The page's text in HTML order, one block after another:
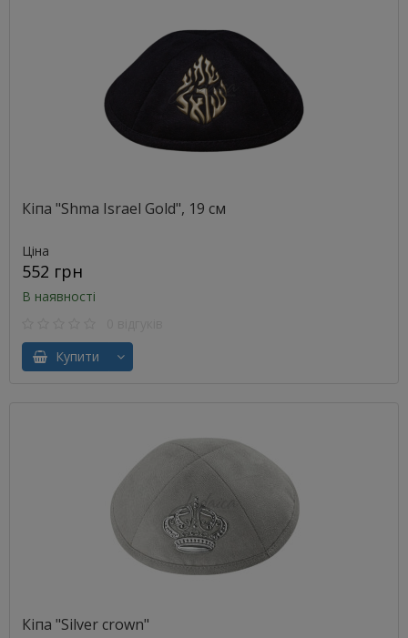
Кіпа "Shma Israel Gold", 19 см
Ціна
552 грн
В наявності
Купити
Кіпа "Silver crown"